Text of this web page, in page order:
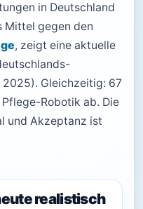
in Deutschland
Mittel gegen den
, zeigt eine aktuelle
Gleichzeitig: 67
Robotik ab. Die
und Akzeptanz ist
realistisch